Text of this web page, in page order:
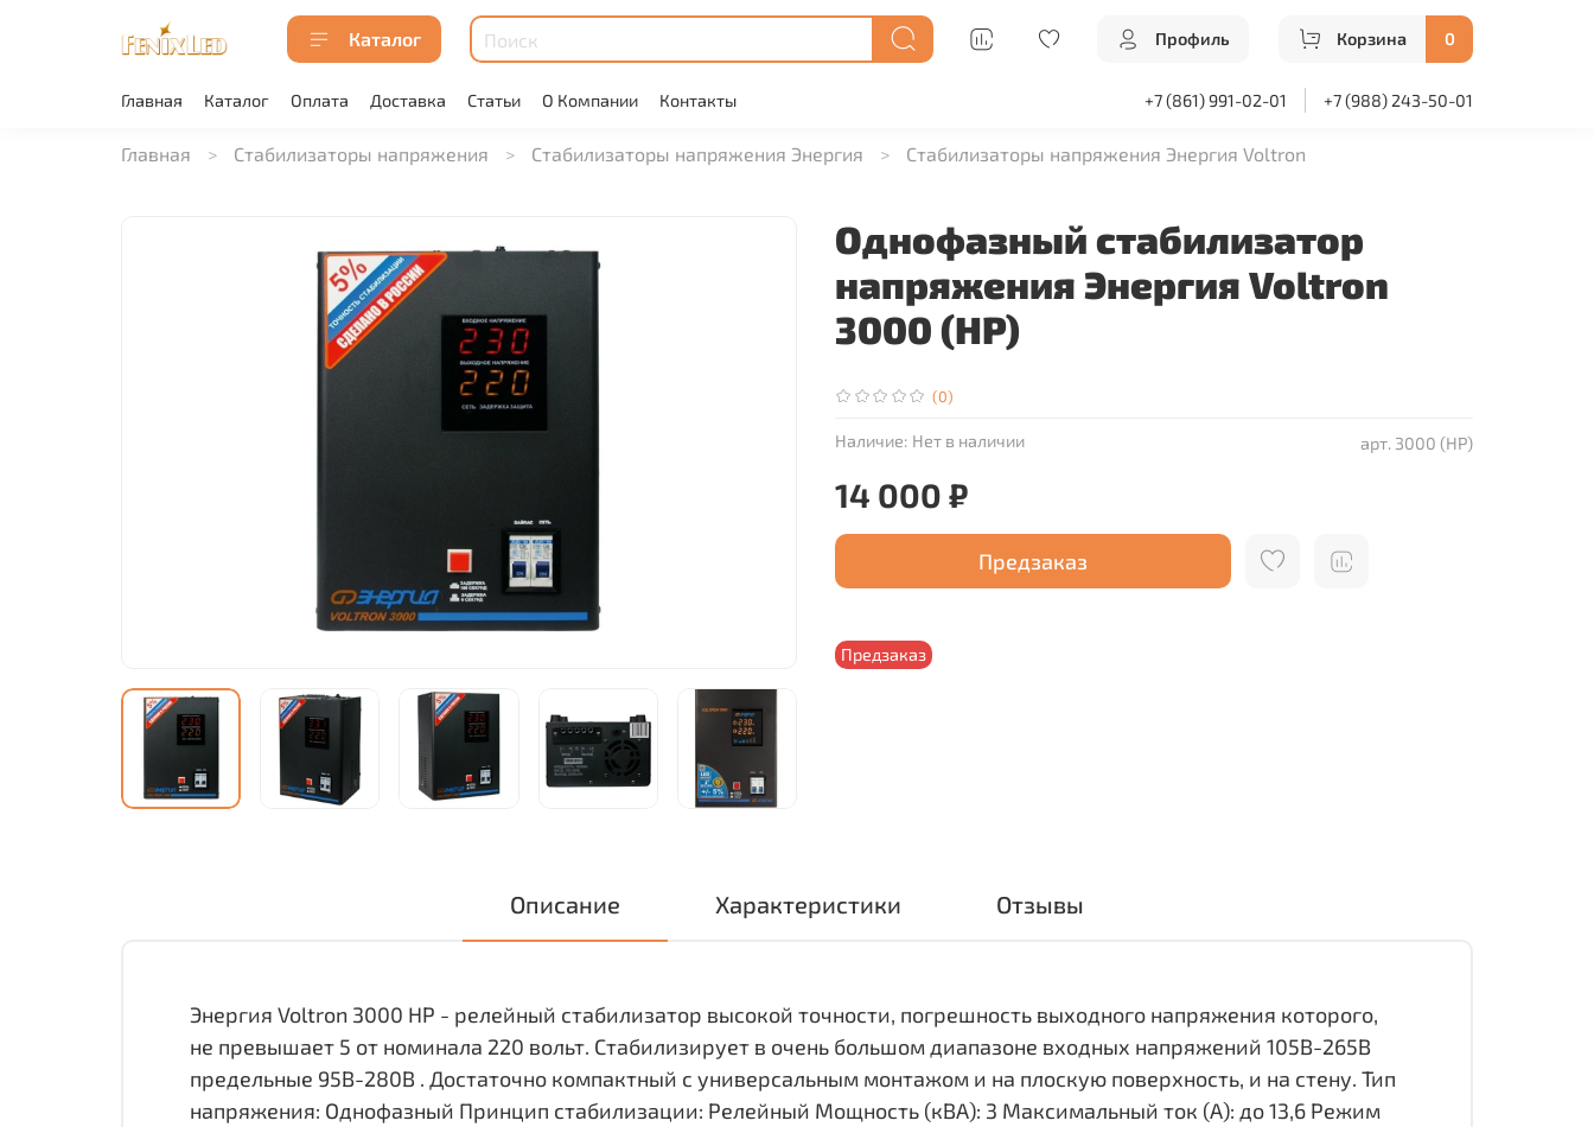
Каталог Профиль Корзина 0
Главная Каталог Оплата Доставка Статьи О Компании Контакты +7 (861) 991-02-01 +7 (988) 243-50-01
Главная Стабилизаторы напряжения Стабилизаторы напряжения Энергия Стабилизаторы напряжения Энергия Voltron
(0)
арт. 3000 (HP)
Наличие: Нет в наличии
Предзаказ
Однофазный стабилизатор
напряжения Энергия Voltron
3000 (HP)
14 000 ₽
Предзаказ
Описание Характеристики Отзывы
Энергия Voltron 3000 HP - релейный стабилизатор высокой точности, погрешность выходного напряжения которого,
не превышает 5 от номинала 220 вольт. Стабилизирует в очень большом диапазоне входных напряжений 105В-265В
предельные 95В-280В . Достаточно компактный с универсальным монтажом и на плоскую поверхность, и на стену. Тип
напряжения: Однофазный Принцип стабилизации: Релейный Мощность (кВА): 3 Максимальный ток (А): до 13,6 Режим